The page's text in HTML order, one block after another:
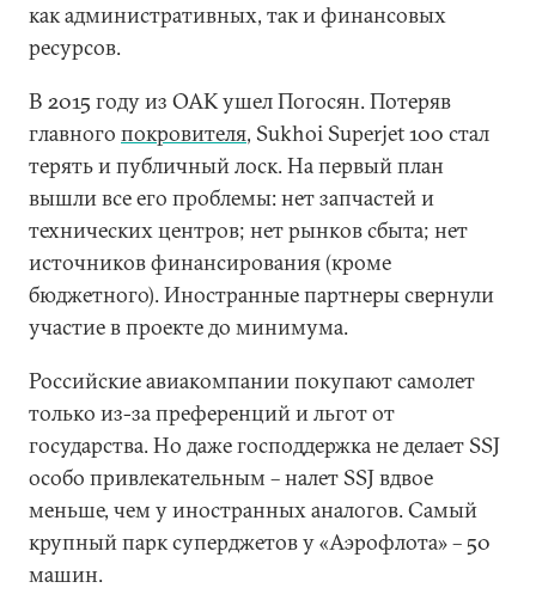
как административных, так и финансовых
ресурсов.
В 2015 году из ОАК ушел Погосян. Потеряв
главного покровителя, Sukhoi Superjet 100 стал
терять и публичный лоск. На первый план
вышли все его проблемы: нет запчастей и
технических центров; нет рынков сбыта; нет
источников финансирования (кроме
бюджетного). Иностранные партнеры свернули
участие в проекте до минимума.
Российские авиакомпании покупают самолет
только из-за преференций и льгот от
государства. Но даже господдержка не делает SSJ
особо привлекательным – налет SSJ вдвое
меньше, чем у иностранных аналогов. Самый
крупный парк суперджетов у «Аэрофлота» – 50
машин.